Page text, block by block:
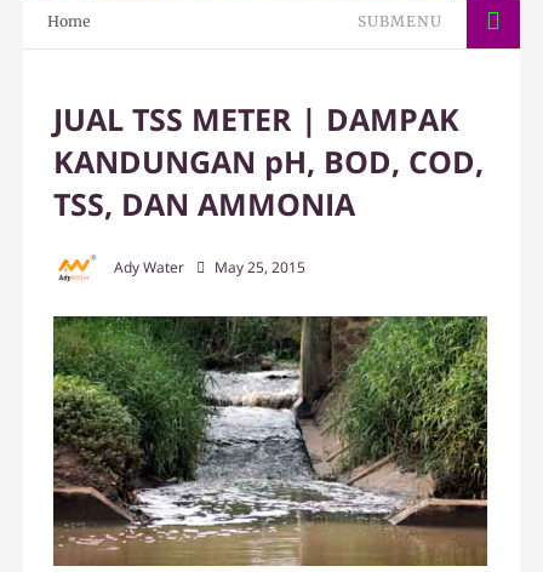
Home SUBMENU
JUAL TSS METER | DAMPAK
KANDUNGAN pH, BOD, COD,
TSS, DAN AMMONIA
Ady Water May 25, 2015